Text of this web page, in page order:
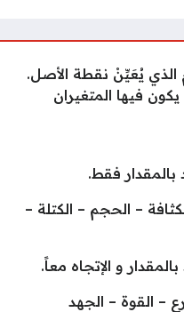
الذي يُعَيِّنْ نقطة الأصل.
فيها المتغيران
– الحجم – الكتلة –
– القوة – الجهد